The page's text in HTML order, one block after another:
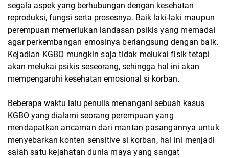
segala aspek yang berhubungan dengan kesehatan
reproduksi, fungsi serta prosesnya. Baik laki-laki maupun
perempuan memerlukan landasan psikis yang memadai
agar perkembangan emosinya berlangsung dengan baik.
Kejadian KGBO mungkin saja tidak melukai fisik tetapi
akan melukai psikis seseorang, sehingga hal ini akan
mempengaruhi kesehatan emosional si korban.
Beberapa waktu lalu penulis menangani sebuah kasus
KGBO yang dialami seorang perempuan yang
mendapatkan ancaman dari mantan pasangannya untuk
menyebarkan konten sensitive si korban, hal ini menjadi
salah satu kejahatan dunia maya yang sangat